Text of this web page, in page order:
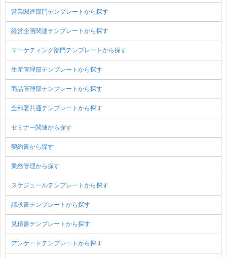
営業関連部門テンプレートから探す
経営企画関連テンプレートから探す
マーケティング部門テンプレートから探す
生産管理部テンプレートから探す
商品管理部テンプレートから探す
全部署共通テンプレートから探す
セミナー関連から探す
契約書から探す
業務管理から探す
スケジュールテンプレートから探す
請求書テンプレートから探す
見積書テンプレートから探す
アンケートテンプレートから探す